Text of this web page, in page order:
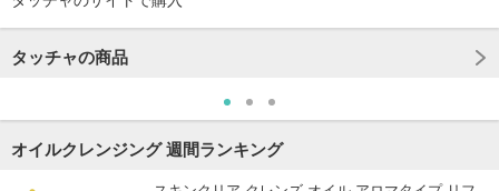
タッチャの商品
オイルクレンジング 週間ランキング